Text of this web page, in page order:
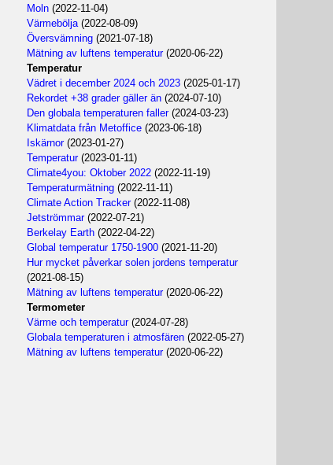
Moln(2022-11-04)
Värmebölja(2022-08-09)
Översvämning(2021-07-18)
Mätning av luftens temperatur(2020-06-22)
Temperatur
Vädret i december 2024 och 2023(2025-01-17)
Rekordet +38 grader gäller än(2024-07-10)
Den globala temperaturen faller(2024-03-23)
Klimatdata från Metoffice(2023-06-18)
Iskärnor(2023-01-27)
Temperatur(2023-01-11)
Climate4you: Oktober 2022(2022-11-19)
Temperaturmätning(2022-11-11)
Climate Action Tracker(2022-11-08)
Jetströmmar(2022-07-21)
Berkelay Earth(2022-04-22)
Global temperatur 1750-1900(2021-11-20)
Hur mycket påverkar solen jordens temperatur
(2021-08-15)
Mätning av luftens temperatur(2020-06-22)
Termometer
Värme och temperatur(2024-07-28)
Globala temperaturen i atmosfären(2022-05-27)
Mätning av luftens temperatur(2020-06-22)